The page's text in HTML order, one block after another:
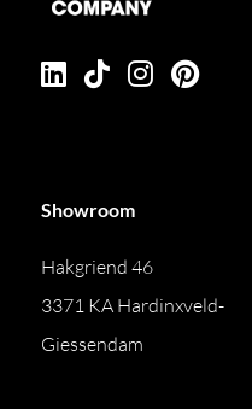
Showroom
Hakgriend 46
3371 KA Hardinxveld-
Giessendam